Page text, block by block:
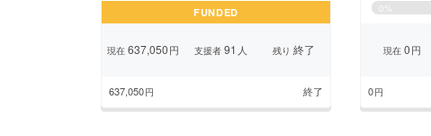
FUNDED
現在637,050円 支援者91 人 残り 終了
637,050円 終了
0
現在0円
0円